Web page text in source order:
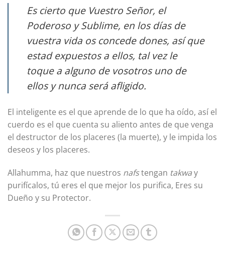
Es cierto que Vuestro Señor, el
Poderoso y Sublime, en los días de
vuestra vida os concede dones, así que
estad expuestos a ellos, tal vez le
toque a alguno de vosotros uno de
ellos y nunca será afligido.
El inteligente es el que aprende de lo que ha oído, así el
cuerdo es el que cuenta su aliento antes de que venga
el destructor de los placeres (la muerte), y le impida los
deseos y los placeres.
Allahumma, haz que nuestros nafstengan takway
purifícalos, tú eres el que mejor los purifica, Eres su
Dueño y su Protector.